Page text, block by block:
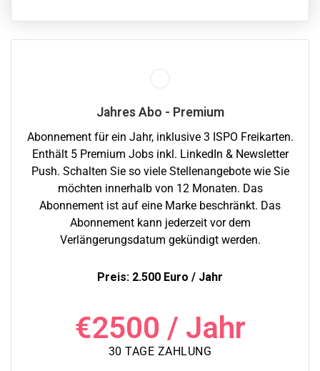
Jahres Abo - Premium
Abonnement für ein Jahr, inklusive 3 ISPO Freikarten.
Enthält 5 Premium Jobs inkl. LinkedIn & Newsletter
Push. Schalten Sie so viele Stellenangebote wie Sie
möchten innerhalb von 12 Monaten. Das
Abonnement ist auf eine Marke beschränkt. Das
Abonnement kann jederzeit vor dem
Verlängerungsdatum gekündigt werden.
Preis: 2.500 Euro / Jahr
€2500 / Jahr
30 TAGE ZAHLUNG